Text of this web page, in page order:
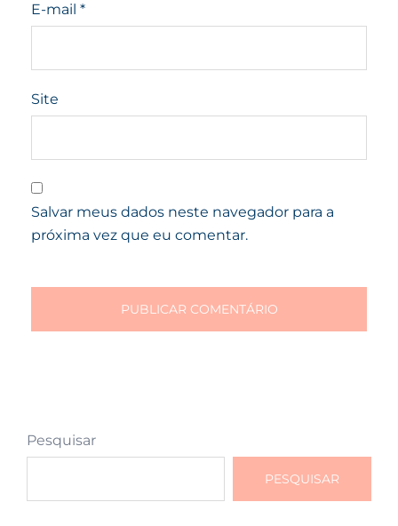
E-mail *
Site
Salvar meus dados neste navegador para a
próxima vez que eu comentar.
Pesquisar
PESQUISAR